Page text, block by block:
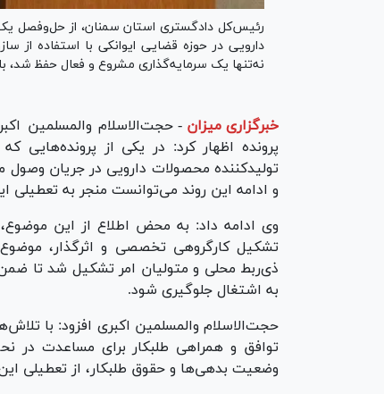
رئیس‌کل دادگستری استان سمنان، از حل‌وفصل
دارویی در حوزه قضایی ایوانکی با استفاده
نه‌تنها یک سرمایه‌گذاری مشروع و فعال حفظ شد، بلکه از بیکاری حدود ۱۰۰
خبرگزاری میزان - حجت‌الاسلام والمسلمین
پرونده اظهار کرد: در یکی از
تولیدکننده محصولات دارویی در جریان
و ادامه این روند می‌توانست منجر به تعطیلی
وی ادامه داد: به محض اطلاع از این
تشکیل کارگروهی تخصصی و اثرگذار،
ذی‌ربط محلی و متولیان امر تشکیل شد تا
به اشتغال جلوگیری شود.
حجت‌الاسلام والمسلمین اکبری افزود: با
توافق و همراهی طلبکار برای مساعدت در
وضعیت بدهی‌ها و حقوق طلبکار، از تعطیلی